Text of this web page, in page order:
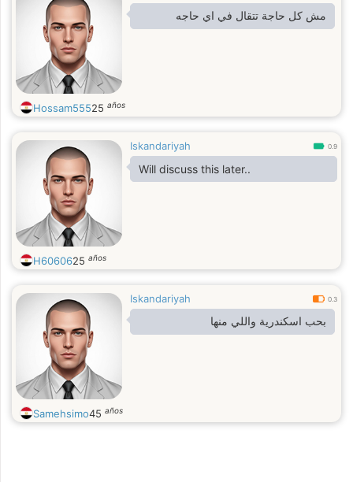
مش كل حاجة تتقال في اي حاجه
Hossam55525 años
Iskandariyah 0.9
Will discuss this later..
H6060625 años
Iskandariyah 0.3
بحب اسكندرية واللي منها
Samehsimo45 años